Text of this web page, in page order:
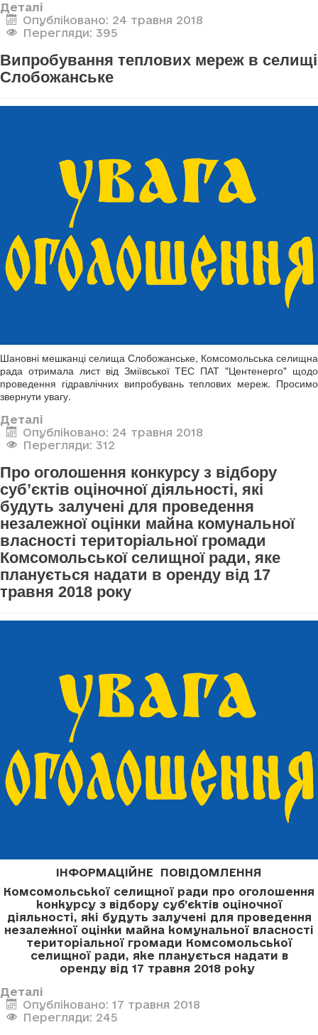
Деталі
Опубліковано: 24 травня 2018
Перегляди: 395
Випробування теплових мереж в селищі
Слобожанське
Шановні мешканці селища Слобожанське, Комсомольська селищна
рада отримала лист від Зміївської ТЕС ПАТ "Центенерго" щодо
проведення гідравлічних випробувань теплових мереж. Просимо
звернути увагу.
Деталі
Опубліковано: 24 травня 2018
Перегляди: 312
Про оголошення конкурсу з відбору
суб’єктів оціночної діяльності, які
будуть залучені для проведення
незалежної оцінки майна комунальної
власності територіальної громади
Комсомольської селищної ради, яке
планується надати в оренду від 17
травня 2018 року
ІНФОРМАЦІЙНЕ ПОВІДОМЛЕННЯ
Комсомольської селищної ради про оголошення
конкурсу з відбору суб’єктів оціночної
діяльності, які будуть залучені для проведення
незалежної оцінки майна комунальної власності
територіальної громади Комсомольської
селищної ради, яке планується надати в
оренду від 17 травня 2018 року
Деталі
Опубліковано: 17 травня 2018
Перегляди: 245